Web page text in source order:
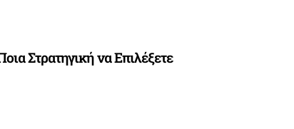
Στρατηγική να Επιλέξετε